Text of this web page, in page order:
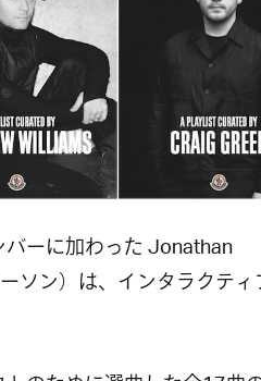
ーに加わった Jonathan
ソン）は、インタラクテ